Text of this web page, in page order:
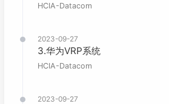
HCIA-Datacom
2023-09-27
3.华为VRP系统
HCIA-Datacom
2023-09-27